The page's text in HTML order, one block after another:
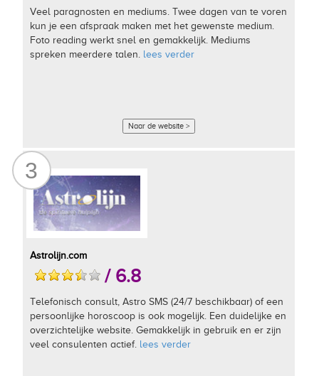
Veel paragnosten en mediums. Twee dagen van te voren
kun je een afspraak maken met het gewenste medium.
Foto reading werkt snel en gemakkelijk. Mediums
spreken meerdere talen. lees verder
Naar de website >
3
Astrolijn.com
/ 6.8
Telefonisch consult, Astro SMS (24/7 beschikbaar) of een
persoonlijke horoscoop is ook mogelijk. Een duidelijke en
overzichtelijke website. Gemakkelijk in gebruik en er zijn
veel consulenten actief. lees verder